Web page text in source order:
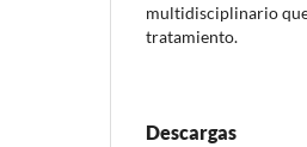
multidisciplinario
tratamiento.
Descargas